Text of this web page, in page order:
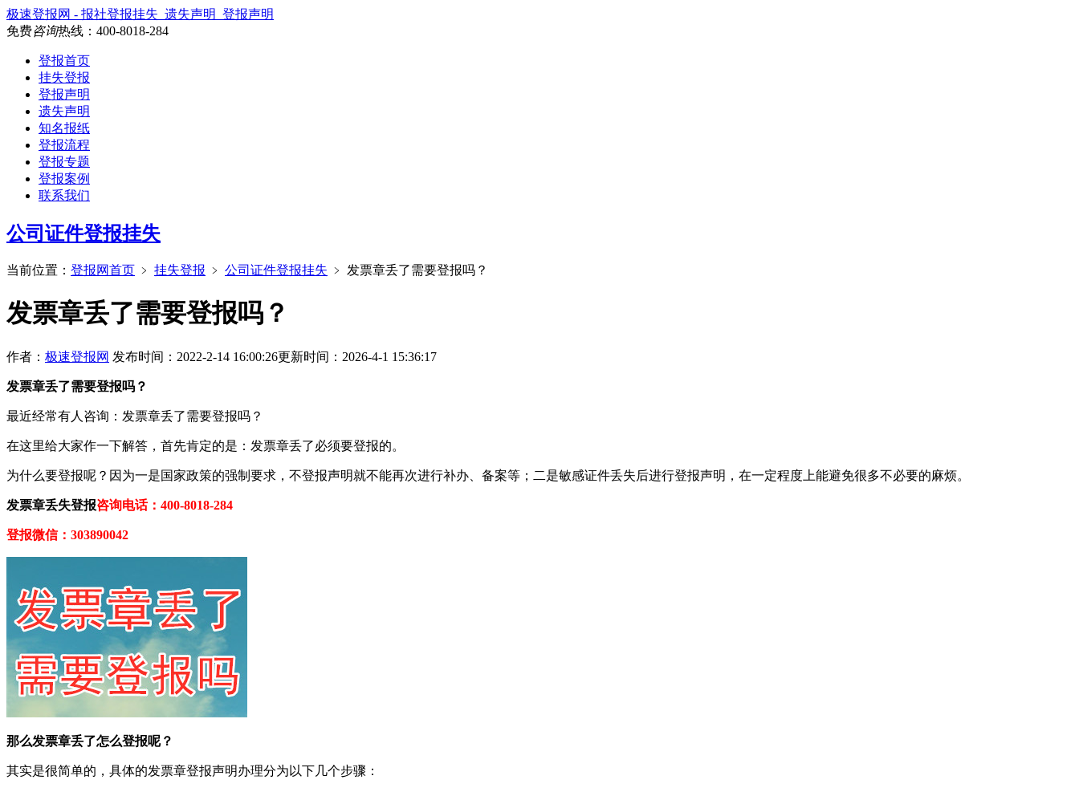
极速登报网 - 报社登报挂失_遗失声明_登报声明
免费咨询热线： 400-8018-284
登报首页
挂失登报
登报声明
遗失声明
知名报纸
登报流程
登报专题
登报案例
联系我们
公司证件登报挂失
当前位置： 登报网首页 ﹥ 挂失登报 ﹥ 公司证件登报挂失 ﹥ 发票章丢了需要登报吗？
发票章丢了需要登报吗？
作者： 极速登报网 发布时间：2022-2-14 16:00:26更新时间：2026-4-1 15:36:17
发票章丢了需要登报吗？
最近经常有人咨询：发票章丢了需要登报吗？
在这里给大家作一下解答，首先肯定的是：发票章丢了必须要登报的。
为什么要登报呢？因为一是国家政策的强制要求，不登报声明就不能再次进行补办、备案等；二是敏感证件丢失后进行登报声明，在一定程度上能避免很多不必要的麻烦。
发票章丢失登报咨询电话：400-8018-284
登报微信：303890042
那么发票章丢了怎么登报呢？
其实是很简单的，具体的发票章登报声明办理分为以下几个步骤：